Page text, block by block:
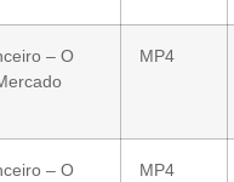
– O
MP4
– O
MP4